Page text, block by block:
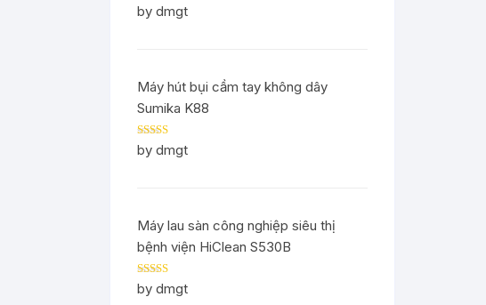
Rated5out
of 5
by dmgt
Máy hút bụi cầm tay không dây
Sumika K88
Rated5out
of 5
by dmgt
Máy lau sàn công nghiệp siêu thị
bệnh viện HiClean S530B
Rated5out
of 5
by dmgt